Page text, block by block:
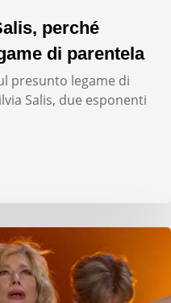
perché
di parentela
presunto legame di
Salis, due esponenti